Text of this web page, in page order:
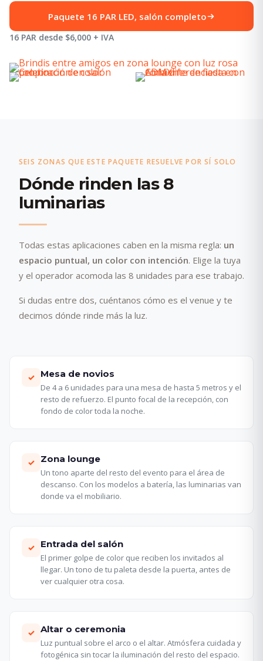
Paquete 16 PAR LED, salón completo
16 PAR desde $6,000 + IVA
SEIS ZONAS QUE ESTE PAQUETE RESUELVE POR SÍ SOLO
Dónde rinden las 8
luminarias
Todas estas aplicaciones caben en la misma regla: un
espacio puntual, un color con intención. Elige la tuya
y el operador acomoda las 8 unidades para ese trabajo.
Si dudas entre dos, cuéntanos cómo es el venue y te
decimos dónde rinde más la luz.
✓ Mesa de novios
De 4 a 6 unidades para una mesa de hasta 5 metros y el
resto de refuerzo. El punto focal de la recepción, con
fondo de color toda la noche.
✓ Zona lounge
Un tono aparte del resto del evento para el área de
descanso. Con los modelos a batería, las luminarias van
donde va el mobiliario.
✓ Entrada del salón
El primer golpe de color que reciben los invitados al
llegar. Un tono de tu paleta desde la puerta, antes de
ver cualquier otra cosa.
✓ Altar o ceremonia
Luz puntual sobre el arco o el altar. Atmósfera cuidada y
fotogénica sin tocar la iluminación del resto del espacio.